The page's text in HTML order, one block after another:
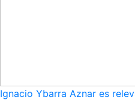
Ignacio Ybarra Aznar es